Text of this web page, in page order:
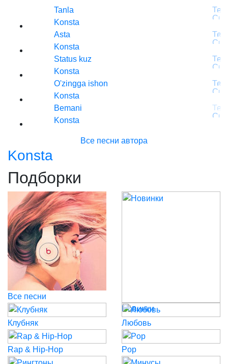
Tanla
Konsta
Asta
Konsta
Status kuz
Konsta
O'zingga ishon
Konsta
Bemani
Konsta
Все песни автора
Konsta
Подборки
Все песни
Новинки
Клубняк
Любовь
Rap & Hip-Hop Pop